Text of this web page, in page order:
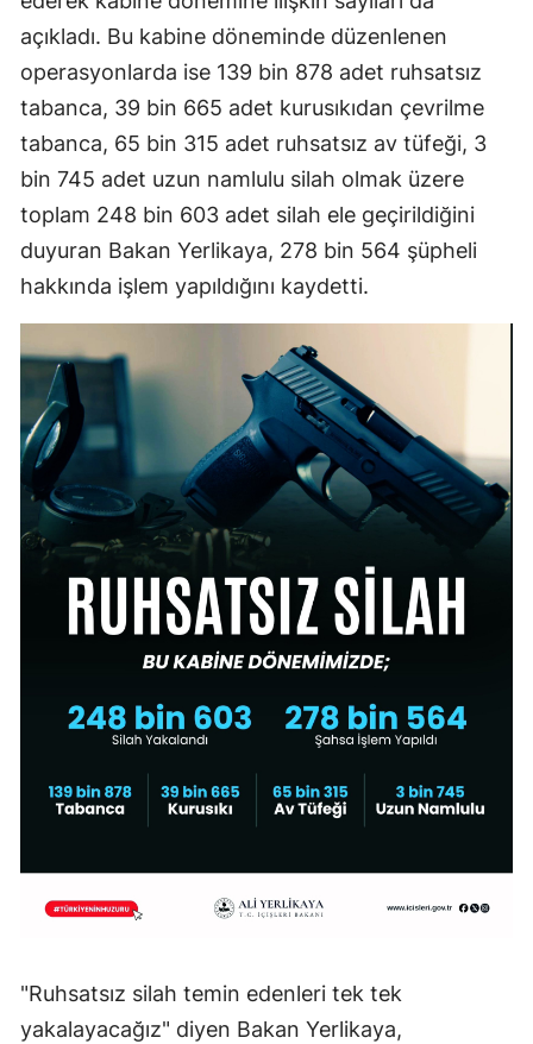
açıkladı. Bu kabine döneminde düzenlenen
operasyonlarda ise 139 bin 878 adet ruhsatsız
tabanca, 39 bin 665 adet kurusıkıdan çevrilme
tabanca, 65 bin 315 adet ruhsatsız av tüfeği, 3
bin 745 adet uzun namlulu silah olmak üzere
toplam 248 bin 603 adet silah ele geçirildiğini
duyuran Bakan Yerlikaya, 278 bin 564 şüpheli
hakkında işlem yapıldığını kaydetti.
"Ruhsatsız silah temin edenleri tek tek
yakalayacağız" diyen Bakan Yerlikaya,